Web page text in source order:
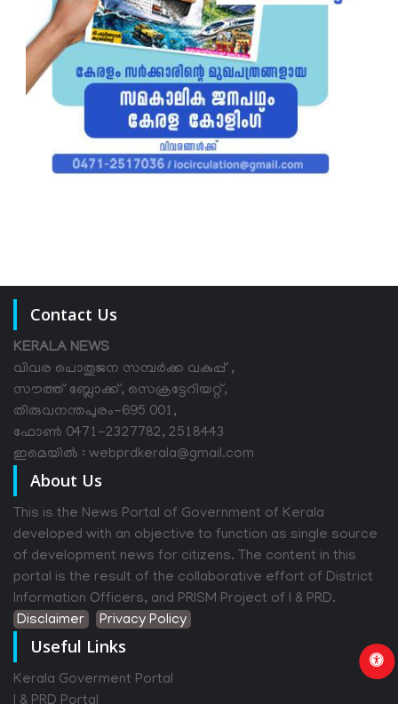
Contact Us
KERALA NEWS
വിവര പൊതുജന സമ്പര്‍ക്ക വകുപ്പ് ,
സൗത്ത് ബ്ലോക്ക്, സെക്രട്ടേറിയറ്റ്,
തിരുവനന്തപുരം-695 001,
ഫോൺ 0471-2327782, 2518443
ഇമെയിൽ : webprdkerala@gmail.com
About Us
This is the News Portal of Government of Kerala
developed with an objective to function as single source
of development news for citizens. The content in this
portal is the result of the collaborative effort of District
Information Officers, and PRISM Project of I & PRD.
Disclaimer
Privacy Policy
Useful Links
Kerala Goverment Portal